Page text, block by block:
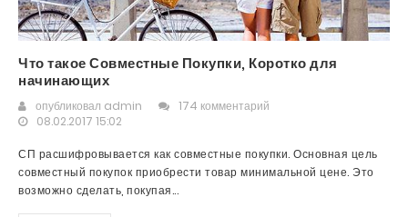
Что такое Совместные Покупки, Коротко для
начинающих
опубликовал admin
174 комментарий
08.02.2017 15:02
СП расшифровывается как совместные покупки. Основная цель
совместный покупок приобрести товар минимальной цене. Это
возможно сделать, покупая...